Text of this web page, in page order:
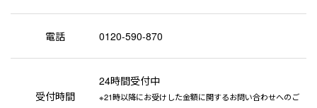
電話 0120-590-870
受付時間
24時間受付中
※21時以降にお受けした金額に関するお問い合わせへのご